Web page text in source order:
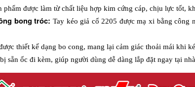
phẩm được làm từ chất liệu hợp kim cứng cáp, chịu lực tốt,
bong tróc: Tay kéo giả cổ 2205 được mạ xi bằng công
thiết kế dạng bo cong, mang lại cảm giác thoải mái khi
sẵn ốc đi kèm, giúp người dùng dễ dàng lắp đặt ngay tại